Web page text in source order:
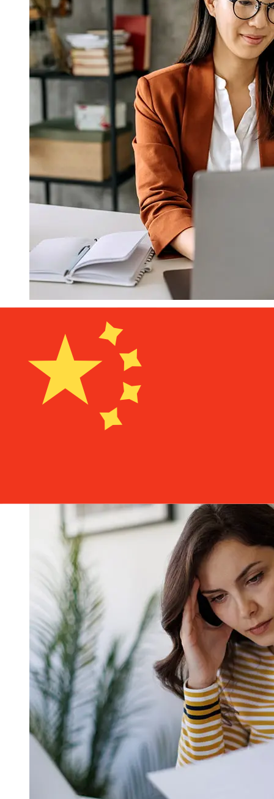
Wie schnell ist ein Barclays GBP
CNY Transfer?
Die Lieferzeiten für internationale Überweisungen mit
Barclays von Vereinigtes Königreich bis China variieren
je nach Zahlungsmethode und Transaktionszeit. In der
Regel dauern internationale Banküberweisungen 1 bis 5
Werktage. Faktoren wie Feiertage und
Sicherheitskontrollen können ebenfalls die Zustellung